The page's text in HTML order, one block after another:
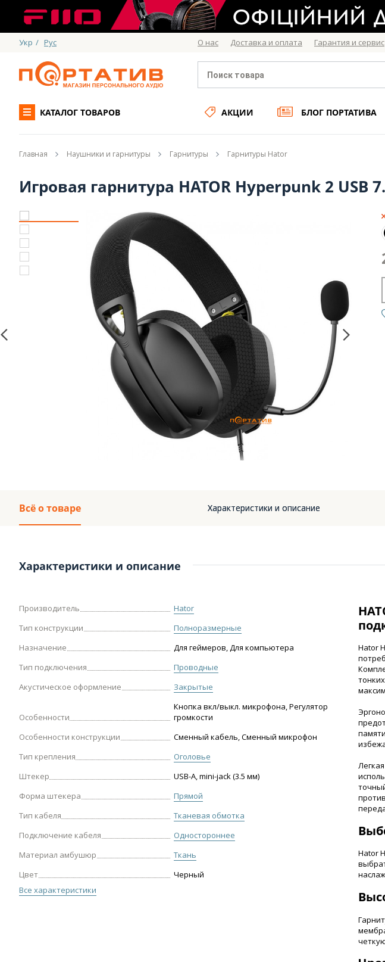
Укр / Рус О нас Доставка и оплата Гарантия и сервис
КАТАЛОГ ТОВАРОВ АКЦИИ БЛОГ ПОРТАТИВА
Главная Наушники и гарнитуры Гарнитуры Гарнитуры Hator
Игровая гарнитура HATOR Hyperpunk 2 USB
Всё о товаре Характеристики и описание
Характеристики и описание
Производитель
Hator
Тип конструкции
Полноразмерные
Назначение
Для геймеров, Для компьютера
Тип подключения
Проводные
Акустическое оформление
Закрытые
Особенности
Кнопка вкл/выкл. микрофона, Регулятор
громкости
Особенности конструкции
Сменный кабель, Сменный микрофон
Тип крепления
Оголовье
Штекер
USB-A, mini-jack (3.5 мм)
Форма штекера
Прямой
Тип кабеля
Тканевая обмотка
Подключение кабеля
Одностороннее
Материал амбушюр
Ткань
Цвет
Черный
Все характеристики
Hator
Hator